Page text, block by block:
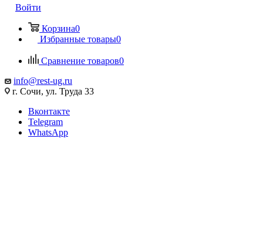
Войти
Корзина0
Избранные товары0
Сравнение товаров0
info@rest-ug.ru
г. Сочи, ул. Труда 33
Вконтакте
Telegram
WhatsApp